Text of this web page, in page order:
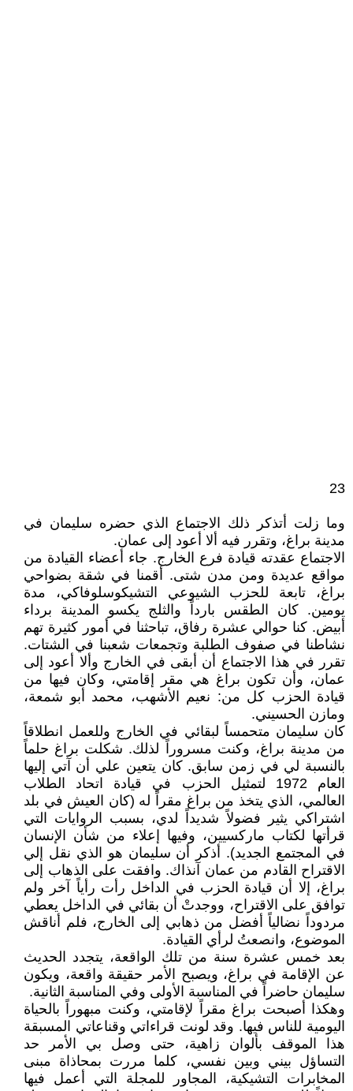
23
وما زلت أتذكر ذلك الاجتماع الذي حضره سليمان في
مدينة براغ، وتقرر فيه ألا أعود إلى عمان.
الاجتماع عقدته قيادة فرع الخارج. جاء أعضاء القيادة من
مواقع عديدة ومن مدن شتى. أقمنا في شقة بضواحي
براغ، تابعة للحزب الشيوعي التشيكوسلوفاكي، مدة
يومين. كان الطقس بارداً والثلج يكسو المدينة برداء
أبيض. كنا حوالي عشرة رفاق، تباحثنا في أمور كثيرة تهم
نشاطنا في صفوف الطلبة وتجمعات شعبنا في الشتات.
تقرر في هذا الاجتماع أن أبقى في الخارج وألا أعود إلى
عمان، وأن تكون براغ هي مقر إقامتي، وكان فيها من
قيادة الحزب كل من: نعيم الأشهب، محمد أبو شمعة،
ومازن الحسيني.
كان سليمان متحمساً لبقائي في الخارج وللعمل انطلاقاً
من مدينة براغ، وكنت مسروراً لذلك. شكلت براغ حلماً
بالنسبة لي في زمن سابق. كان يتعين علي أن آتي إليها
العام 1972 لتمثيل الحزب في قيادة اتحاد الطلاب
العالمي، الذي يتخذ من براغ مقراً له (كان العيش في بلد
اشتراكي يثير فضولاً شديداً لدي، بسبب الروايات التي
قرأتها لكتاب ماركسيين، وفيها إعلاء من شأن الإنسان
في المجتمع الجديد). أذكر أن سليمان هو الذي نقل إلي
الاقتراح القادم من عمان آنذاك. وافقت على الذهاب إلى
براغ، إلا أن قيادة الحزب في الداخل رأت رأياً آخر ولم
توافق على الاقتراح، ووجدتْ أن بقائي في الداخل يعطي
مردوداً نضالياً أفضل من ذهابي إلى الخارج، فلم أناقش
الموضوع، وانصعتُ لرأي القيادة.
بعد خمس عشرة سنة من تلك الواقعة، يتجدد الحديث
عن الإقامة في براغ، ويصبح الأمر حقيقة واقعة، ويكون
سليمان حاضراً في المناسبة الأولى وفي المناسبة الثانية.
وهكذا أصبحت براغ مقراً لإقامتي، وكنت مبهوراً بالحياة
اليومية للناس فيها. وقد لونت قراءاتي وقناعاتي المسبقة
هذا الموقف بألوان زاهية، حتى وصل بي الأمر حد
التساؤل بيني وبين نفسي، كلما مررت بمحاذاة مبنى
المخابرات التشيكية، المجاور للمجلة التي أعمل فيها